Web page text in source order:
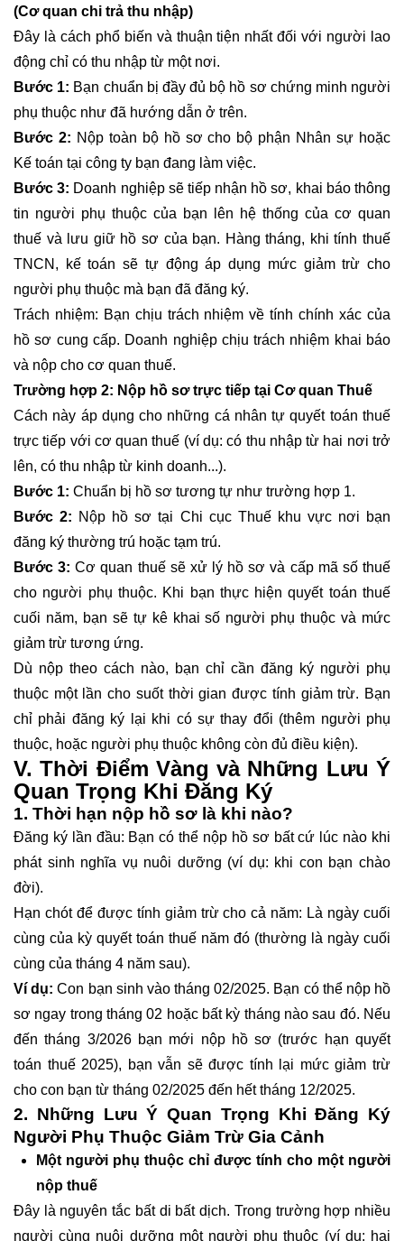
(Cơ quan chi trả thu nhập)
Đây là cách phổ biến và thuận tiện nhất đối với người lao
động chỉ có thu nhập từ một nơi.
Bước 1: Bạn chuẩn bị đầy đủ bộ hồ sơ chứng minh người
phụ thuộc như đã hướng dẫn ở trên.
Bước 2: Nộp toàn bộ hồ sơ cho bộ phận Nhân sự hoặc
Kế toán tại công ty bạn đang làm việc.
Bước 3: Doanh nghiệp sẽ tiếp nhận hồ sơ, khai báo thông
tin người phụ thuộc của bạn lên hệ thống của cơ quan
thuế và lưu giữ hồ sơ của bạn. Hàng tháng, khi tính thuế
TNCN, kế toán sẽ tự động áp dụng mức giảm trừ cho
người phụ thuộc mà bạn đã đăng ký.
Trách nhiệm: Bạn chịu trách nhiệm về tính chính xác của
hồ sơ cung cấp. Doanh nghiệp chịu trách nhiệm khai báo
và nộp cho cơ quan thuế.
Trường hợp 2: Nộp hồ sơ trực tiếp tại Cơ quan Thuế
Cách này áp dụng cho những cá nhân tự quyết toán thuế
trực tiếp với cơ quan thuế (ví dụ: có thu nhập từ hai nơi trở
lên, có thu nhập từ kinh doanh...).
Bước 1: Chuẩn bị hồ sơ tương tự như trường hợp 1.
Bước 2: Nộp hồ sơ tại Chi cục Thuế khu vực nơi bạn
đăng ký thường trú hoặc tạm trú.
Bước 3:Cơ quan thuế sẽ xử lý hồ sơ và cấp mã số thuế
cho người phụ thuộc. Khi bạn thực hiện quyết toán thuế
cuối năm, bạn sẽ tự kê khai số người phụ thuộc và mức
giảm trừ tương ứng.
Dù nộp theo cách nào, bạn chỉ cần đăng ký người phụ
thuộc một lần cho suốt thời gian được tính giảm trừ. Bạn
chỉ phải đăng ký lại khi có sự thay đổi (thêm người phụ
thuộc, hoặc người phụ thuộc không còn đủ điều kiện).
V. Thời Điểm Vàng và Những Lưu Ý
Quan Trọng Khi Đăng Ký
1. Thời hạn nộp hồ sơ là khi nào?
Đăng ký lần đầu: Bạn có thể nộp hồ sơ bất cứ lúc nào khi
phát sinh nghĩa vụ nuôi dưỡng (ví dụ: khi con bạn chào
đời).
Hạn chót để được tính giảm trừ cho cả năm: Là ngày cuối
cùng của kỳ quyết toán thuế năm đó (thường là ngày cuối
cùng của tháng 4 năm sau).
Ví dụ:Con bạn sinh vào tháng 02/2025. Bạn có thể nộp hồ
sơ ngay trong tháng 02 hoặc bất kỳ tháng nào sau đó. Nếu
đến tháng 3/2026 bạn mới nộp hồ sơ (trước hạn quyết
toán thuế 2025), bạn vẫn sẽ được tính lại mức giảm trừ
cho con bạn từ tháng 02/2025 đến hết tháng 12/2025.
2. Những Lưu Ý Quan Trọng Khi Đăng Ký
Người Phụ Thuộc Giảm Trừ Gia Cảnh
Một người phụ thuộc chỉ được tính cho một người
nộp thuế
Đây là nguyên tắc bất di bất dịch. Trong trường hợp nhiều
người cùng nuôi dưỡng một người phụ thuộc (ví dụ: hai